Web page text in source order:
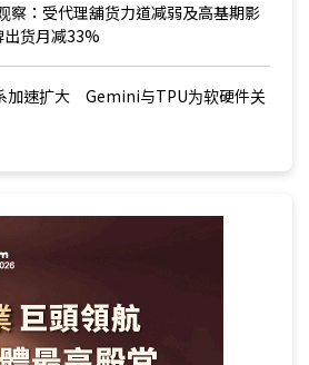
察：受代理舖货力道减弱及高基期影
货月减33%
加速扩大 Gemini与TPU为软硬件关